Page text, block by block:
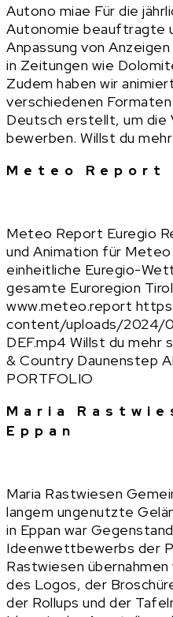
Autono miae Für die
Autonomie beauftragte
Anpassung von
in Zeitungen wie
Zudem haben wir
verschiedenen
Deutsch erstellt, um die
bewerben. Willst du
Meteo Report
Meteo Report Euregio
und Animation für
einheitliche Euregio-
gesamte Euroregion
www.meteo.report
content/uploads/2024/
DEF.mp4 Willst du
& Country Daunenstep
PORTFOLIO
Maria
Eppan
Maria Rastwiesen
langem ungenutzte
in Eppan war
Ideenwettbewerbs der
Rastwiesen
des Logos, der
der Rollups und der